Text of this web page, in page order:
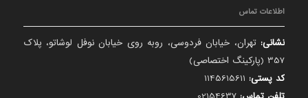
اطلاعات تماس
نشانی: تهران، خیابان فردوسی، روبه روی خیابان نوفل لوشاتو، پلاک
357 (پارکینگ اختصاصی)
کد پستی: